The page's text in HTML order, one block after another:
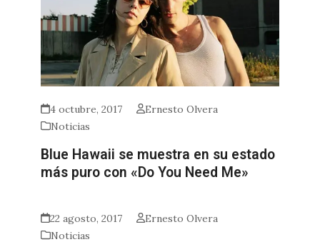
4 octubre, 2017
Ernesto Olvera
Noticias
Blue Hawaii se muestra en su estado
más puro con «Do You Need Me»
22 agosto, 2017
Ernesto Olvera
Noticias